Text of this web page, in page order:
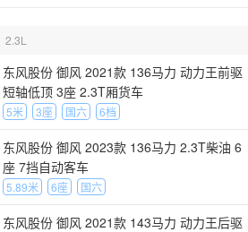
2.3L
东风股份 御风 2021款 136马力 动力王前驱
短轴低顶 3座 2.3T厢货车
5米 3座 国六 6档
东风股份 御风 2023款 136马力 2.3T柴油 6
座 7挡自动客车
5.89米 6座 国六
东风股份 御风 2021款 143马力 动力王后驱